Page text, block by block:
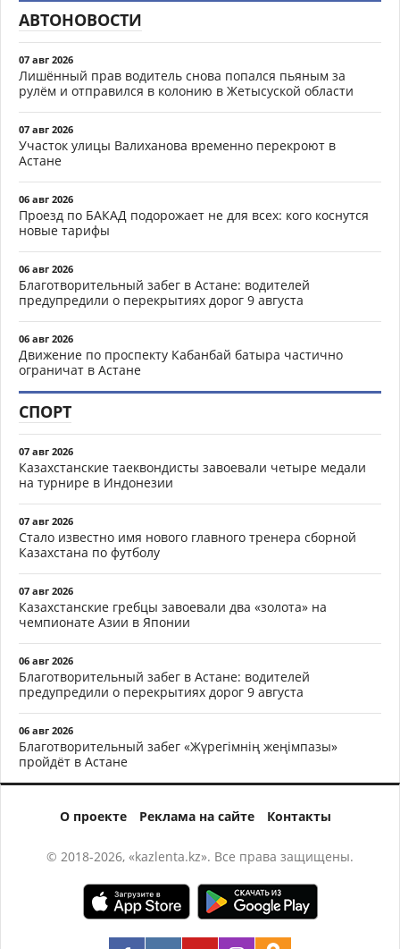
АВТОНОВОСТИ
07 авг 2026
Лишённый прав водитель снова попался пьяным за
рулём и отправился в колонию в Жетысуской области
07 авг 2026
Участок улицы Валиханова временно перекроют в
Астане
06 авг 2026
Проезд по БАКАД подорожает не для всех: кого коснутся
новые тарифы
06 авг 2026
Благотворительный забег в Астане: водителей
предупредили о перекрытиях дорог 9 августа
06 авг 2026
Движение по проспекту Кабанбай батыра частично
ограничат в Астане
СПОРТ
07 авг 2026
Казахстанские таеквондисты завоевали четыре медали
на турнире в Индонезии
07 авг 2026
Стало известно имя нового главного тренера сборной
Казахстана по футболу
07 авг 2026
Казахстанские гребцы завоевали два «золота» на
чемпионате Азии в Японии
06 авг 2026
Благотворительный забег в Астане: водителей
предупредили о перекрытиях дорог 9 августа
06 авг 2026
Благотворительный забег «Жүрегімнің жеңімпазы»
пройдёт в Астане
О проекте Реклама на сайте Контакты
© 2018-2026, «kazlenta.kz». Все права защищены.